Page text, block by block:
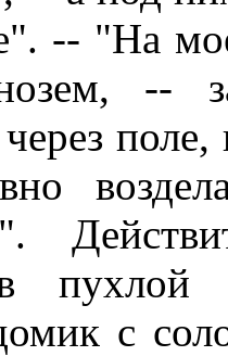
-- "На
--
через
пухлой
с